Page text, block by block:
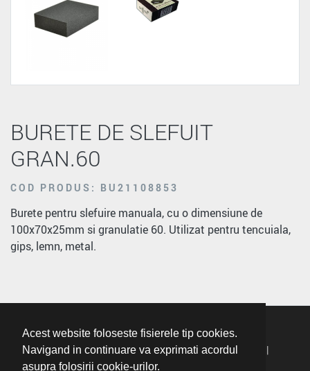
Acest website foloseste fisierele tip cookies.
Navigand in continuare va exprimati acordul
asupra folosirii cookie-urilor.
BURETE DE SLEFUIT
GRAN.60
COD PRODUS: BU21108853
Burete pentru slefuire manuala, cu o dimensiune de
100x70x25mm si granulatie 60. Utilizat pentru tencuiala,
gips, lemn, metal.
Termeni Si Conditii | Politica De Confidentialitate
|